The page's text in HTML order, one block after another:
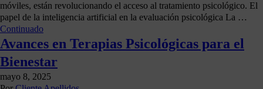
móviles, están revolucionando el acceso al tratamiento psicológico. El
papel de la inteligencia artificial en la evaluación psicológica La …
Continuado
Avances en Terapias Psicológicas para el
Bienestar
mayo 8, 2025